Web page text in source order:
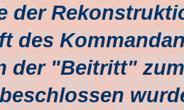
der
des
der "Beitritt"